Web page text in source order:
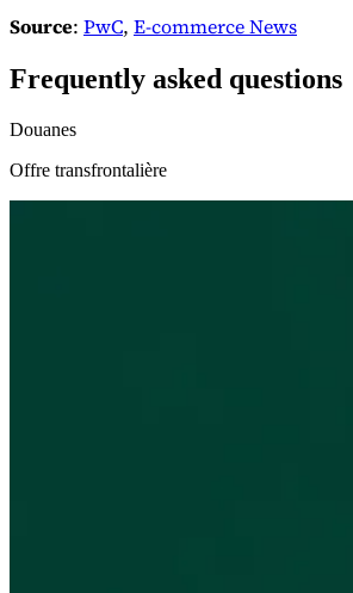
Nos auteursDevenir contributeurChoisir un
Source: PwC, E-commerce News
Frequently asked questions
Douanes
Offre transfrontalière